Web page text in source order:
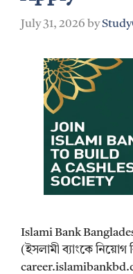
July 31, 2026 by
Islami Bank
(ইসলামী ব্যাংকে নিয়োগ